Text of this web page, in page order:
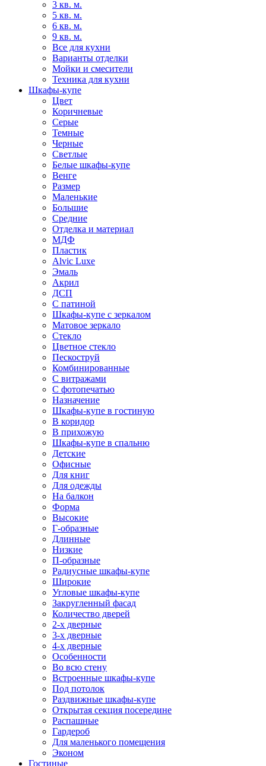
3 кв. м.
5 кв. м.
6 кв. м.
9 кв. м.
Все для кухни
Варианты отделки
Мойки и смесители
Техника для кухни
Шкафы-купе
Цвет
Коричневые
Серые
Темные
Черные
Светлые
Белые шкафы-купе
Венге
Размер
Маленькие
Большие
Средние
Отделка и материал
МДФ
Пластик
Alvic Luxe
Эмаль
Акрил
ДСП
С патиной
Шкафы-купе с зеркалом
Матовое зеркало
Стекло
Цветное стекло
Пескоструй
Комбинированные
С витражами
С фотопечатью
Назначение
Шкафы-купе в гостиную
В коридор
В прихожую
Шкафы-купе в спальню
Детские
Офисные
Для книг
Для одежды
На балкон
Форма
Высокие
Г-образные
Длинные
Низкие
П-образные
Радиусные шкафы-купе
Широкие
Угловые шкафы-купе
Закругленный фасад
Количество дверей
2-х дверные
3-х дверные
4-х дверные
Особенности
Во всю стену
Встроенные шкафы-купе
Под потолок
Раздвижные шкафы-купе
Открытая секция посередине
Распашные
Гардероб
Для маленького помещения
Эконом
Гостиные